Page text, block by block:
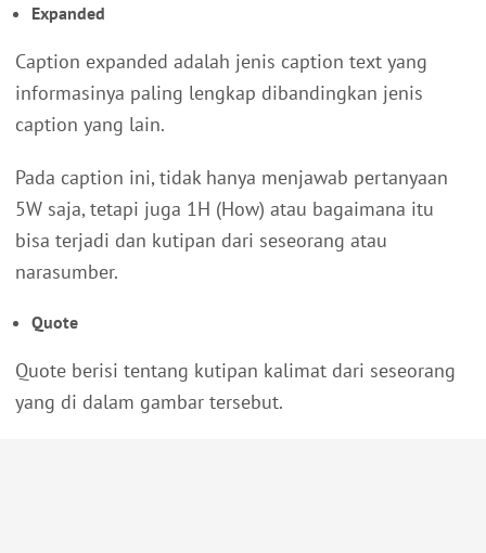
Expanded
Caption expanded adalah jenis caption text yang
informasinya paling lengkap dibandingkan jenis
caption yang lain.
Pada caption ini, tidak hanya menjawab pertanyaan
5W saja, tetapi juga 1H (How) atau bagaimana itu
bisa terjadi dan kutipan dari seseorang atau
narasumber.
Quote
Quote berisi tentang kutipan kalimat dari seseorang
yang di dalam gambar tersebut.